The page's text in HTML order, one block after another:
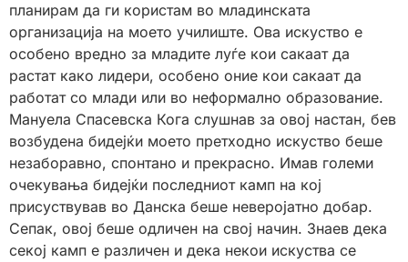
планирам да ги користам во младинската
организација на моето училиште. Ова искуство е
особено вредно за младите луѓе кои сакаат да
растат како лидери, особено оние кои сакаат да
работат со млади или во неформално образование.
Мануела Спасевска Кога слушнав за овој настан, бев
возбудена бидејќи моето претходно искуство беше
незаборавно, спонтано и прекрасно. Имав големи
очекувања бидејќи последниот камп на кој
присуствував во Данска беше неверојатно добар.
Сепак, овој беше одличен на свој начин. Знаев дека
секој камп е различен и дека некои искуства се